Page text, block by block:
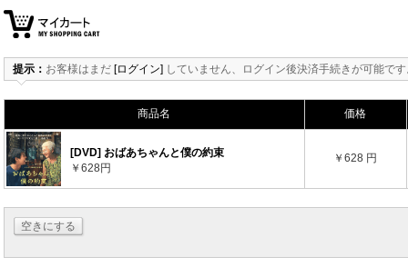
提示： お客様はまだ [ログイン] していません、ログイン後決済手続きが可能で
商品名 価格
[DVD] おばあちゃんと僕の約束
￥628円
￥628 円
空きにする